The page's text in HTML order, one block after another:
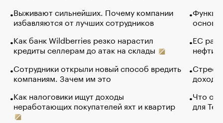
Выживают сильнейших. Почему компании
избавляются от лучших сотрудников
Как банк Wildberries резко нарастил
кредиты селлерам до атак на склады
Сотрудники открыли новый способ вредить
компаниям. Зачем им это
Как налоговики ищут доходы
неработающих покупателей яхт и квартир
основ
ЕС
нефти
Что
для